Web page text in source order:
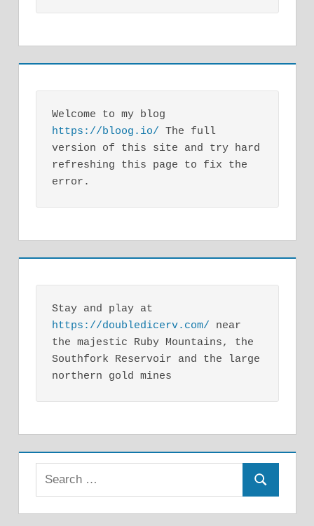
https://bloog.io/ The full
version of this site and try hard
refreshing this page to fix the
error.
https://doubledicerv.com/ near
the majestic Ruby Mountains, the
Southfork Reservoir and the large
northern gold mines
Search